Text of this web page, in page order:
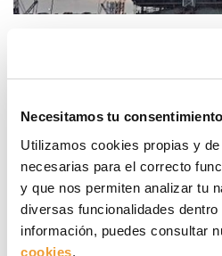
Necesitamos tu consentimiento
Utilizamos cookies propias y
necesarias para el correcto
y que nos permiten analizar tu
diversas funcionalidades
información, puedes consultar
cookies.
modelo en 3D ha permitido
proceso de ejecución de la obra
información era continuo y
participantes del proyecto .
El diseño en REVIT®del pilono
cabo la aplicación de todos los
cuenta la complejidad de su